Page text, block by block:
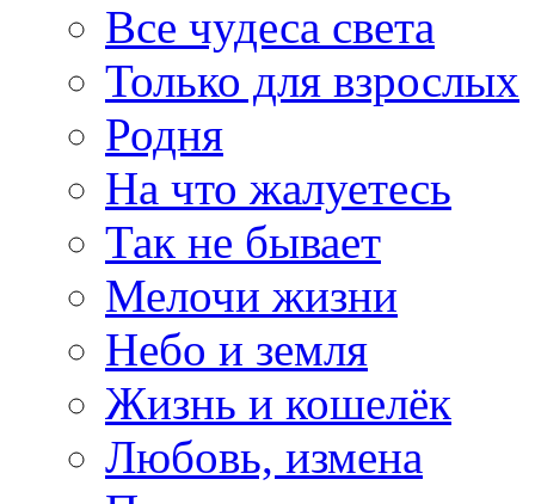
Все чудеса света
Только для взрослых
Родня
На что жалуетесь
Так не бывает
Мелочи жизни
Небо и земля
Жизнь и кошелёк
Любовь, измена